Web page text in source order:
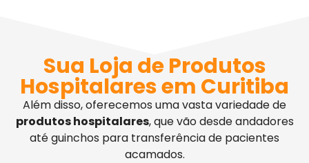
Sua Loja de Produtos
Hospitalares em Curitiba
Além disso, oferecemos uma vasta variedade de
produtos hospitalares, que vão desde andadores
até guinchos para transferência de pacientes
acamados.